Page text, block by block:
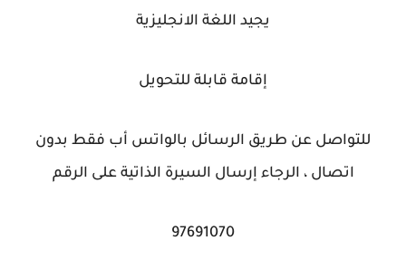
يجيد اللغة الانجليزية
إقامة قابلة للتحويل
للتواصل عن طريق الرسائل بالواتس أب فقط بدون
اتصال ، الرجاء إرسال السيرة الذاتية على الرقم
97691070